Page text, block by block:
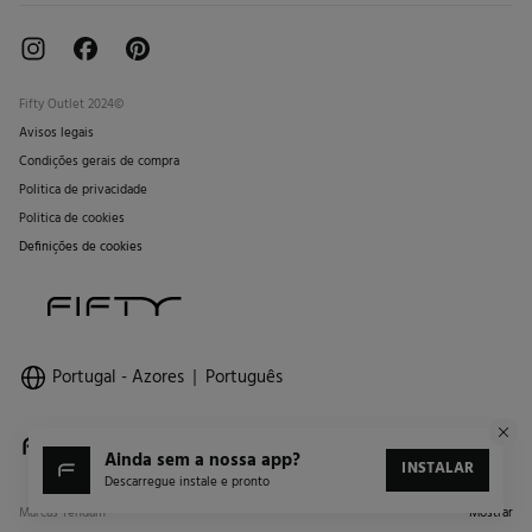
Fifty Outlet 2024©
Avisos legais
Condições gerais de compra
Politica de privacidade
Politica de cookies
Definições de cookies
Portugal - Azores Português
Marcas Tendam Mostrar
ainda sem a nossa app?
Descarregue instale e pronto
INSTALAR